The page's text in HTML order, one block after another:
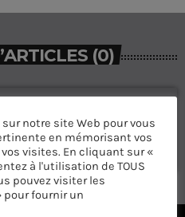
(0)
ajouter un commentaire.
notre site Web pour vous
en mémorisant vos
visites. En cliquant sur «
à l'utilisation de TOUS
pouvez visiter les
pour fournir un